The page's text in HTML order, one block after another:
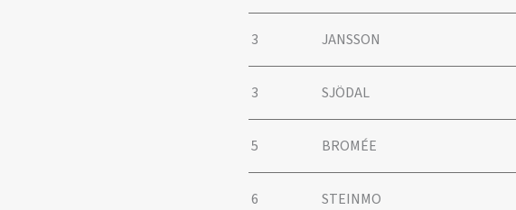
3 JANSSON
3 SJÖDAL
5 BROMÉE
6 STEINMO